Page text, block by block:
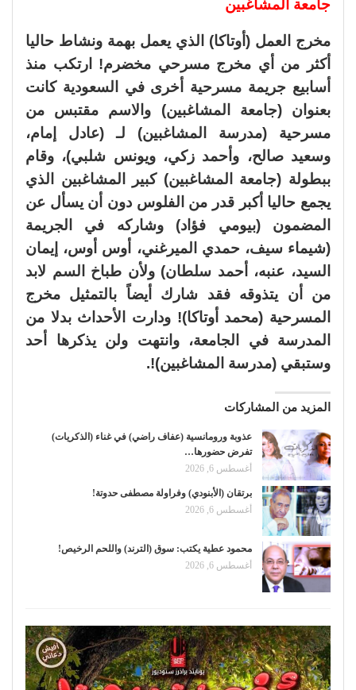
جامعة المشاغبين
مخرج العمل (أوتاكا) الذي يعمل بهمة ونشاط حاليا
أكثر من أي مخرج مسرحي مخضرم! ارتكب منذ
أسابيع جريمة مسرحية أخرى في السعودية كانت
بعنوان (جامعة المشاغبين) والاسم مقتبس من
مسرحية (مدرسة المشاغبين) لـ (عادل إمام،
وسعيد صالح، وأحمد زكي، ويونس شلبي)، وقام
ببطولة (جامعة المشاغبين) كبير المشاغبين الذي
يجمع حاليا أكبر قدر من الفلوس دون أن يسأل عن
المضمون (بيومي فؤاد) وشاركه في الجريمة
(شيماء سيف، حمدي الميرغني، أوس أوس، إيمان
السيد، عنبه، أحمد سلطان) ولأن طباخ السم لابد
من أن يتذوقه فقد شارك أيضاً بالتمثيل مخرج
المسرحية (محمد أوتاكا)! ودارت الأحداث بدلا من
المدرسة في الجامعة، وانتهت ولن يذكرها أحد
وستبقي (مدرسة المشاغبين)!.
المزيد من المشاركات
عذوبة ورومانسية (عفاف راضي) في غناء (الذكريات)
تفرض حضورها…
أغسطس 6, 2026
برتقان (الأبنودي) وفراولة مصطفى حدوتة!
أغسطس 6, 2026
محمود عطية يكتب: سوق (الترند) واللحم الرخيص!
أغسطس 6, 2026